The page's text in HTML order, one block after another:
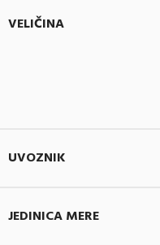
VELIČINA
UVOZNIK
JEDINICA MERE